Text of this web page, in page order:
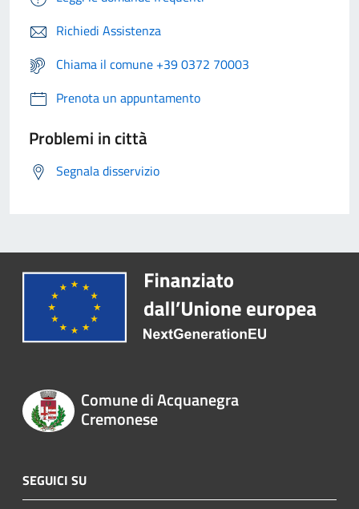
Richiedi Assistenza
Chiama il comune +39 0372 70003
Prenota un appuntamento
Problemi in città
Segnala disservizio
Comune di Acquanegra
Cremonese
SEGUICI SU